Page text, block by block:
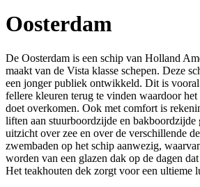
Oosterdam
De Oosterdam is een schip van Holland
maakt van de Vista klasse schepen. Deze
een jonger publiek ontwikkeld. Dit is
fellere kleuren terug te vinden waardoor
doet overkomen. Ook met comfort is
liften aan stuurboordzijde en bakboordzijde
uitzicht over zee en over de verschillende
zwembaden op het schip aanwezig,
worden van een glazen dak op de dagen
Het teakhouten dek zorgt voor een ultieme